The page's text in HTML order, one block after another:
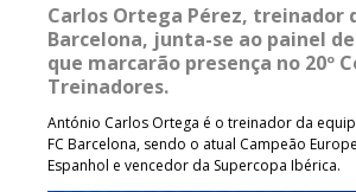
Carlos Ortega Pérez, treinador
Barcelona, junta-se ao painel
que marcarão presença no 20º
Treinadores.
António Carlos Ortega é o treinador da
FC Barcelona, sendo o atual Campeão
Espanhol e vencedor da Supercopa Ibérica.